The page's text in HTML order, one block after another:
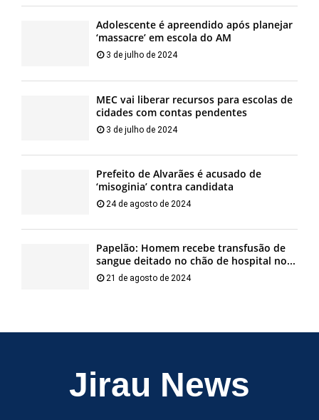
Adolescente é apreendido após planejar
‘massacre’ em escola do AM
3 de julho de 2024
MEC vai liberar recursos para escolas de
cidades com contas pendentes
3 de julho de 2024
Prefeito de Alvarães é acusado de
‘misoginia’ contra candidata
24 de agosto de 2024
Papelão: Homem recebe transfusão de
sangue deitado no chão de hospital no...
21 de agosto de 2024
Jirau News